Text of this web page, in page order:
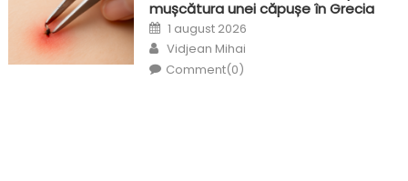
mușcătura unei căpușe în Grecia
Posted
on
1 august 2026
Author
Vidjean Mihai
Comment(0)